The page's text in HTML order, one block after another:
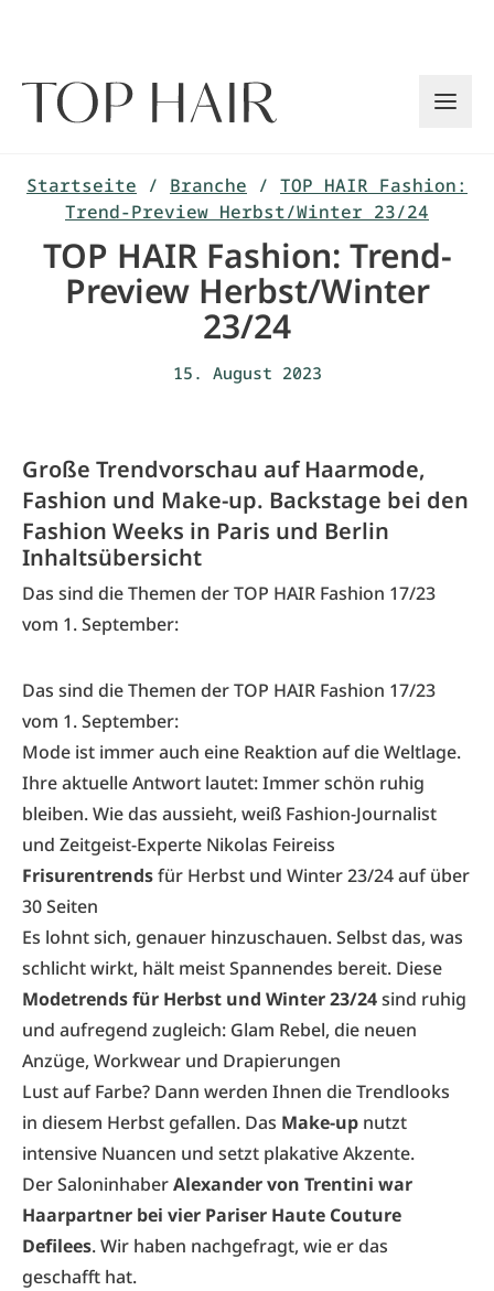
Startseite / Branche / TOP HAIR Fashion:
Trend-Preview Herbst/Winter 23/24
TOP HAIR Fashion: Trend-
Preview Herbst/Winter
23/24
15. August 2023
Große Trendvorschau auf Haarmode,
Fashion und Make-up. Backstage bei den
Fashion Weeks in Paris und Berlin
Inhaltsübersicht
Das sind die Themen der TOP HAIR Fashion 17/23
vom 1. September:
Das sind die Themen der TOP HAIR Fashion 17/23
vom 1. September:
Mode ist immer auch eine Reaktion auf die Weltlage.
Ihre aktuelle Antwort lautet: Immer schön ruhig
bleiben. Wie das aussieht, weiß Fashion-Journalist
und Zeitgeist-Experte Nikolas Feireiss
Frisurentrendsfür Herbst und Winter 23/24 auf über
30 Seiten
Es lohnt sich, genauer hinzuschauen. Selbst das, was
schlicht wirkt, hält meist Spannendes bereit. Diese
Modetrends für Herbst und Winter 23/24sind ruhig
und aufregend zugleich: Glam Rebel, die neuen
Anzüge, Workwear und Drapierungen
Lust auf Farbe? Dann werden Ihnen die Trendlooks
in diesem Herbst gefallen. Das Make-up nutzt
intensive Nuancen und setzt plakative Akzente.
Der SaloninhaberAlexander von Trentini war
Haarpartner bei vier Pariser Haute Couture
Defilees. Wir haben nachgefragt, wie er das
geschafft hat.